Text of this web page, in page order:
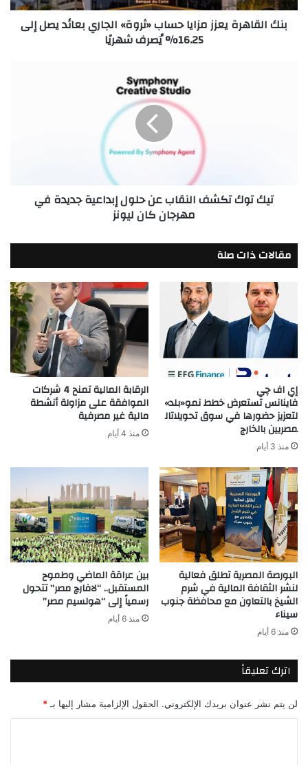
يصل
إلىبنك القاهرة يعزز مزايا حساب «ثروة» الجاري بعائد يصل إلى
16.25% يُصرف شهريًا
مهرجانتيك توك تكشف النقاب عن حلول إبداعية جديدة في
مهرجان كان ليونز
مقالات ذات صلة
إي اف چي
فاينانس تستعرض خطط نمو«بلد»
لتعزيز حضورها في سوق تحويلاتال
مصريين بالخارج
منذ 3 أيام
الرقابة المالية تمنح 4 شركات
الموافقة على مزاولة أنشطة
مالية غير مصرفية
منذ 4 أيام
البورصة المصرية تطلق فعالية
لنشر الثقافة المالية في شرم
الشيخ بالتعاون مع محافظة جنوب
سيناء
منذ 6 أيام
بين عراقة الماضي وطموح
المستقبل.. “لافارچ مصر” تتحول
رسمياً إلى “هولسيم مصر”
منذ 6 أيام
اترك تعليقاً
لن يتم نشر عنوان بريدك الإلكتروني. الحقول الإلزامية مشار إليها بـ *